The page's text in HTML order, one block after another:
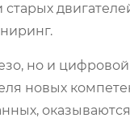
но и
новых